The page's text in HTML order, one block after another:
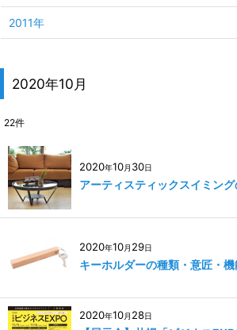
2020年10月
22件
2020年10月 30日
アーティスティックスイミン
2020年10月 29日
キーホルダーの種類・意匠・機
2020年10月 28日
2011年